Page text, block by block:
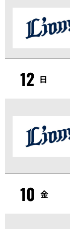
12 日
10 金